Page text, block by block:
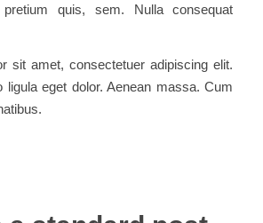
pretium quis, sem. Nulla consequat
sit amet, consectetuer adipiscing elit.
ligula eget dolor. Aenean massa. Cum